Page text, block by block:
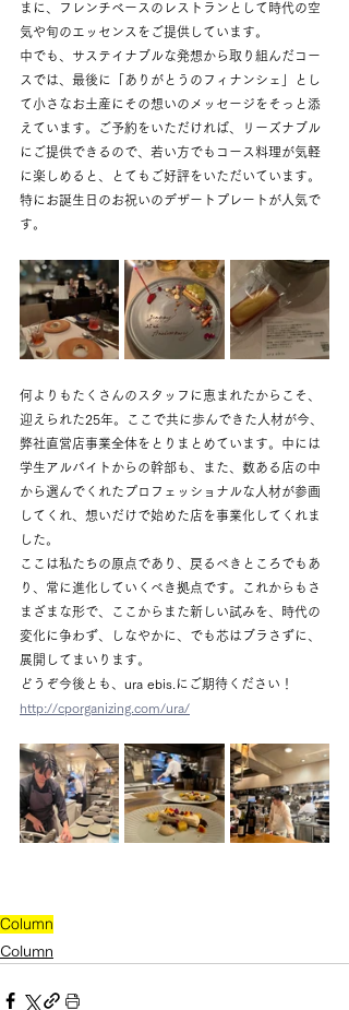
まに、フレンチベースのレストランとして時代の空
気や旬のエッセンスをご提供しています。
中でも、サステイナブルな発想から取り組んだコー
スでは、最後に「ありがとうのフィナンシェ」とし
て小さなお土産にその想いのメッセージをそっと添
えています。ご予約をいただければ、リーズナブル
にご提供できるので、若い方でもコース料理が気軽
に楽しめると、とてもご好評をいただいています。
特にお誕生日のお祝いのデザートプレートが人気で
す。
何よりもたくさんのスタッフに恵まれたからこそ、
迎えられた25年。ここで共に歩んできた人材が今、
弊社直営店事業全体をとりまとめています。中には
学生アルバイトからの幹部も、また、数ある店の中
から選んでくれたプロフェッショナルな人材が参画
してくれ、想いだけで始めた店を事業化してくれま
した。
ここは私たちの原点であり、戻るべきところでもあ
り、常に進化していくべき拠点です。これからもさ
まざまな形で、ここからまた新しい試みを、時代の
変化に争わず、しなやかに、でも芯はブラさずに、
展開してまいります。
どうぞ今後とも、ura ebis.にご期待ください！
http://cporganizing.com/ura/
Column
Column